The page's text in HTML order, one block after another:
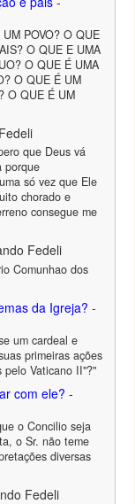
POVO? O QUE
O QUE E UMA
O QUE É UMA
O QUE É UM
O QUE É UM
que Deus vá
porque
só vez que Ele
chorado e
consegue me
Fedeli
Comunhao dos
da Igreja? -
um cardeal e
primeiras ações
pelo Vaticano II"?"
com ele? -
o Concilio seja
o Sr. não teme
diversas
Fedeli